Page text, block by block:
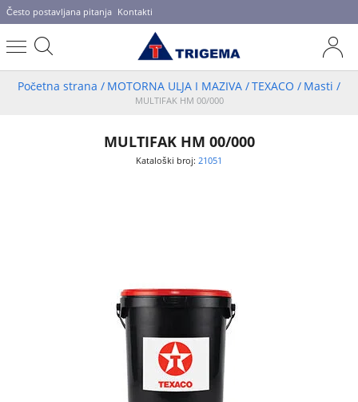
Često postavljana pitanja Kontakti
Početna strana / MOTORNA ULJA I MAZIVA /TEXACO / Masti /
MULTIFAK HM 00/000
MULTIFAK HM 00/000
Kataloški broj: 21051